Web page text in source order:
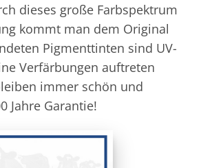
dieses große Farbspektrum
kommt man dem Original
Pigmenttinten sind UV-
Verfärbungen auftreten
immer schön und
Jahre Garantie!